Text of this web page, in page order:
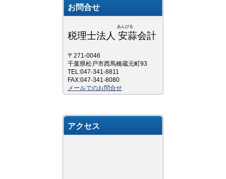
お問合せ
あんびる
税理士法人 安蒜会計
〒271-0046
千葉県松戸市西馬橋蔵元町93
TEL:047-341-8811
FAX:047-341-8080
メールでのお問合せ
アクセス